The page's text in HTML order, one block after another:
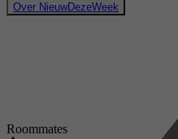
Over NieuwDezeWeek
Roommates